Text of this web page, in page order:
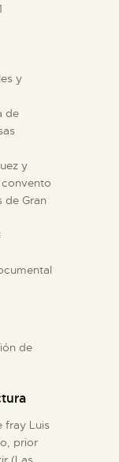
y
de
y
de Gran
de
fray Luis
prior